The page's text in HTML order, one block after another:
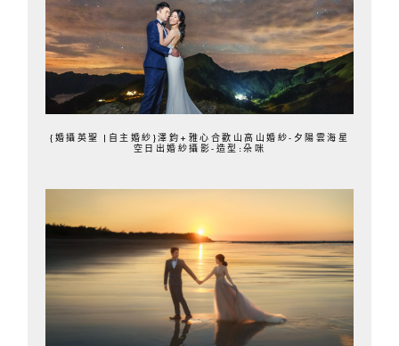
{婚攝英聖 |自主婚紗}澤鈞+雅心合歡山高山婚紗-夕陽雲海星
空日出婚紗攝影-造型:朵咪